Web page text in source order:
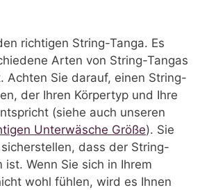
richtigen String-Tanga. Es
Arten von String-Tangas
Achten Sie darauf, einen String-
der Ihren Körpertyp und Ihre
(siehe auch unseren
Unterwäsche Größe). Sie
dass der String-
ist. Wenn Sie sich in Ihrem
wohl fühlen, wird es Ihnen